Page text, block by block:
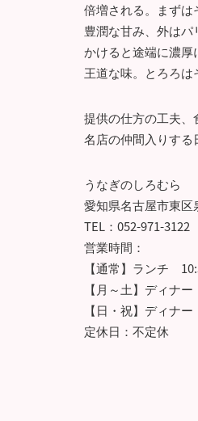
倍増される。まず
豊潤な甘み、外は
かけると途端に濃
王道な味。とろろは
提供の仕方の工夫
名店の仲間入りする
うなぎのしろむら
愛知県名古屋市東区
TEL：052-971-3122
営業時間：
【通常】ランチ
【月～土】ディナ
【日・祝】ディナ
定休日：不定休